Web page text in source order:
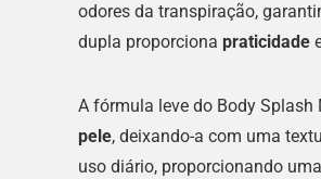
odores da transpiração,
dupla proporciona praticidade
A fórmula leve do Body
pele, deixando-a com uma
uso diário, proporcionando